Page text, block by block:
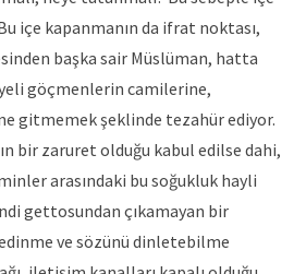
içe kapanmanın da ifrat noktası,
başka sair Müslüman, hatta
göçmenlerin camilerine,
gitmemek şeklinde tezahür ediyor.
bir zaruret olduğu kabul edilse dahi,
arasındaki bu soğukluk hayli
gettosundan çıkamayan bir
ve sözünü dinletebilme